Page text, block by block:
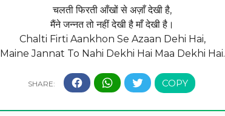
चलती फिरती आँखों से अज़ाँ देखी है,
मैंने जन्नत तो नहीं देखी है माँ देखी है।
Chalti Firti Aankhon Se Azaan Dehi Hai,
Maine Jannat To Nahi Dekhi Hai Maa Dekhi Hai.